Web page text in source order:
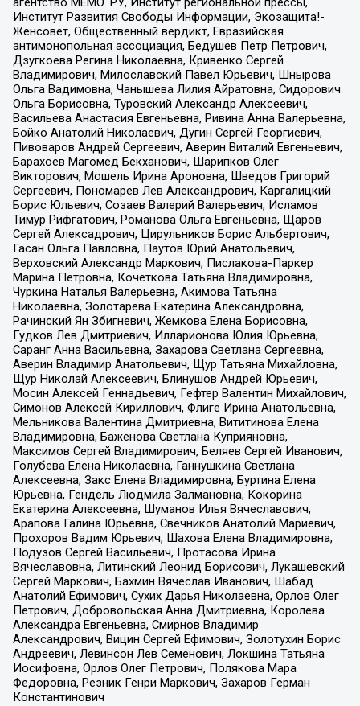
Институт Развития Свободы Информации, Экозащита!-
Женсовет, Общественный вердикт, Евразийская
антимонопольная ассоциация, Бедушев Петр Петрович,
Дзугкоева Регина Николаевна, Кривенко Сергей
Владимирович, Милославский Павел Юрьевич, Шнырова
Ольга Вадимовна, Чанышева Лилия Айратовна, Сидорович
Ольга Борисовна, Туровский Александр Алексеевич,
Васильева Анастасия Евгеньевна, Ривина Анна Валерьевна,
Бойко Анатолий Николаевич, Дугин Сергей Георгиевич,
Пивоваров Андрей Сергеевич, Аверин Виталий Евгеньевич,
Барахоев Магомед Бекханович, Шарипков Олег
Викторович, Мошель Ирина Ароновна, Шведов Григорий
Сергеевич, Пономарев Лев Александрович, Каргалицкий
Борис Юльевич, Созаев Валерий Валерьевич, Исламов
Тимур Рифгатович, Романова Ольга Евгеньевна, Щаров
Сергей Алексадрович, Цирульников Борис Альбертович,
Гасан Ольга Павловна, Паутов Юрий Анатольевич,
Верховский Александр Маркович, Пислакова-Паркер
Марина Петровна, Кочеткова Татьяна Владимировна,
Чуркина Наталья Валерьевна, Акимова Татьяна
Николаевна, Золотарева Екатерина Александровна,
Рачинский Ян Збигневич, Жемкова Елена Борисовна,
Гудков Лев Дмитриевич, Илларионова Юлия Юрьевна,
Саранг Анна Васильевна, Захарова Светлана Сергеевна,
Аверин Владимир Анатольевич, Щур Татьяна Михайловна,
Щур Николай Алексеевич, Блинушов Андрей Юрьевич,
Мосин Алексей Геннадьевич, Гефтер Валентин Михайлович,
Симонов Алексей Кириллович, Флиге Ирина Анатольевна,
Мельникова Валентина Дмитриевна, Вититинова Елена
Владимировна, Баженова Светлана Куприяновна,
Максимов Сергей Владимирович, Беляев Сергей Иванович,
Голубева Елена Николаевна, Ганнушкина Светлана
Алексеевна, Закс Елена Владимировна, Буртина Елена
Юрьевна, Гендель Людмила Залмановна, Кокорина
Екатерина Алексеевна, Шуманов Илья Вячеславович,
Арапова Галина Юрьевна, Свечников Анатолий Мариевич,
Прохоров Вадим Юрьевич, Шахова Елена Владимировна,
Подузов Сергей Васильевич, Протасова Ирина
Вячеславовна, Литинский Леонид Борисович, Лукашевский
Сергей Маркович, Бахмин Вячеслав Иванович, Шабад
Анатолий Ефимович, Сухих Дарья Николаевна, Орлов Олег
Петрович, Добровольская Анна Дмитриевна, Королева
Александра Евгеньевна, Смирнов Владимир
Александрович, Вицин Сергей Ефимович, Золотухин Борис
Андреевич, Левинсон Лев Семенович, Локшина Татьяна
Иосифовна, Орлов Олег Петрович, Полякова Мара
Федоровна, Резник Генри Маркович, Захаров Герман
Константинович